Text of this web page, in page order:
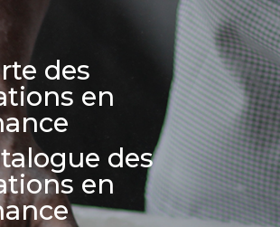
des
en
des
en